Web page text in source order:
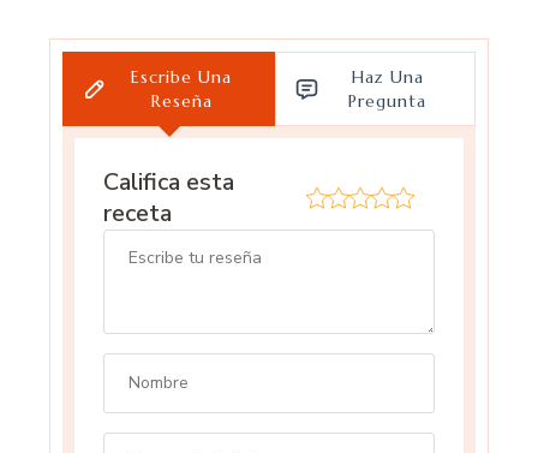
Escribe Una
Reseña
Haz Una
Pregunta
Califica esta
receta